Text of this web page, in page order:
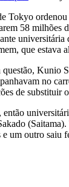
Tokyo ordenou
58 milhões
universitária
que estava
Kunio
no
de substituir
então
e um outro saiu